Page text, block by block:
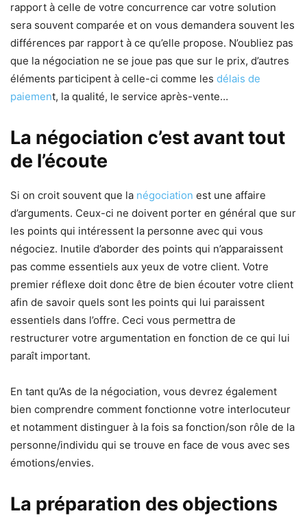
rapport à celle de votre concurrence car votre solution
sera souvent comparée et on vous demandera souvent les
différences par rapport à ce qu’elle propose. N’oubliez pas
que la négociation ne se joue pas que sur le prix, d’autres
éléments participent à celle-ci comme les délais de
paiement, la qualité, le service après-vente…
La négociation c’est avant tout
de l’écoute
Si on croit souvent que la négociation est une affaire
d’arguments. Ceux-ci ne doivent porter en général que sur
les points qui intéressent la personne avec qui vous
négociez. Inutile d’aborder des points qui n’apparaissent
pas comme essentiels aux yeux de votre client. Votre
premier réflexe doit donc être de bien écouter votre client
afin de savoir quels sont les points qui lui paraissent
essentiels dans l’offre. Ceci vous permettra de
restructurer votre argumentation en fonction de ce qui lui
paraît important.
En tant qu’As de la négociation, vous devrez également
bien comprendre comment fonctionne votre interlocuteur
et notamment distinguer à la fois sa fonction/son rôle de la
personne/individu qui se trouve en face de vous avec ses
émotions/envies.
La préparation des objections